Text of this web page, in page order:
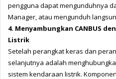
pengguna dapat mengunduhnya
Manager, atau mengunduh
4. Menyambungkan CANBUS
Listrik
Setelah perangkat keras dan
selanjutnya adalah
sistem kendaraan listrik. K